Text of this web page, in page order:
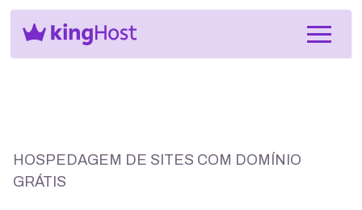
HOSPEDAGEM DE SITES COM DOMÍNIO
GRÁTIS